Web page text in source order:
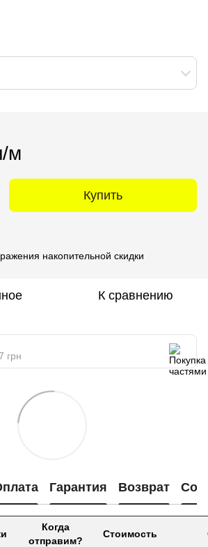
м
Купить
накопительной скидки
К сравнению
грн
Гарантия Возврат
Когда
отправим?
Стоимость